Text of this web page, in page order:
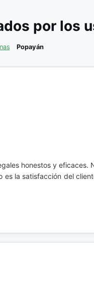
por los
Popayán
honestos y eficaces.
la satisfacción del